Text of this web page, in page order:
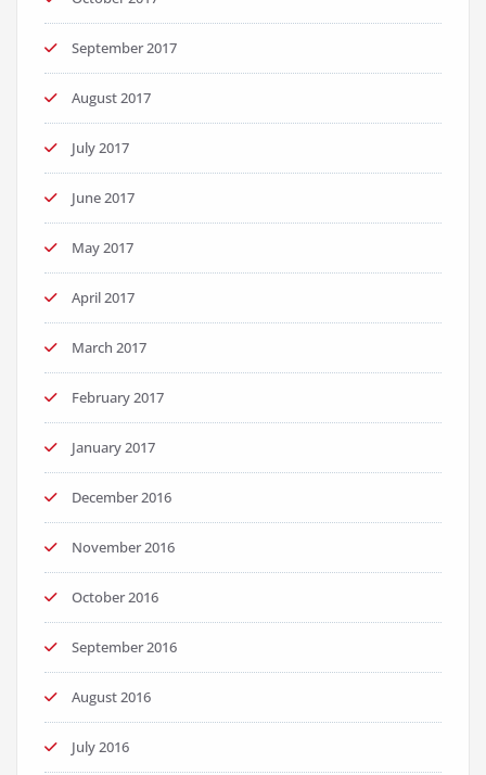
September 2017
August 2017
July 2017
June 2017
May 2017
April 2017
March 2017
February 2017
January 2017
December 2016
November 2016
October 2016
September 2016
August 2016
July 2016